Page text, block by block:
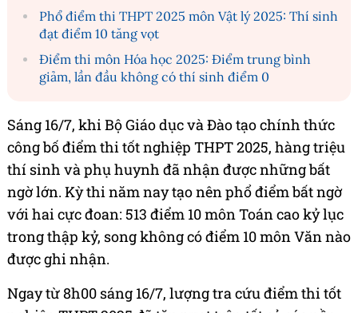
Phổ điểm thi THPT 2025 môn Vật lý 2025: Thí sinh
đạt điểm 10 tăng vọt
Điểm thi môn Hóa học 2025: Điểm trung bình
giảm, lần đầu không có thí sinh điểm 0
Sáng 16/7, khi Bộ Giáo dục và Đào tạo chính thức
công bố điểm thi tốt nghiệp THPT 2025, hàng triệu
thí sinh và phụ huynh đã nhận được những bất
ngờ lớn. Kỳ thi năm nay tạo nên phổ điểm bất ngờ
với hai cực đoan: 513 điểm 10 môn Toán cao kỷ lục
trong thập kỷ, song không có điểm 10 môn Văn nào
được ghi nhận.
Ngay từ 8h00 sáng 16/7, lượng tra cứu điểm thi tốt